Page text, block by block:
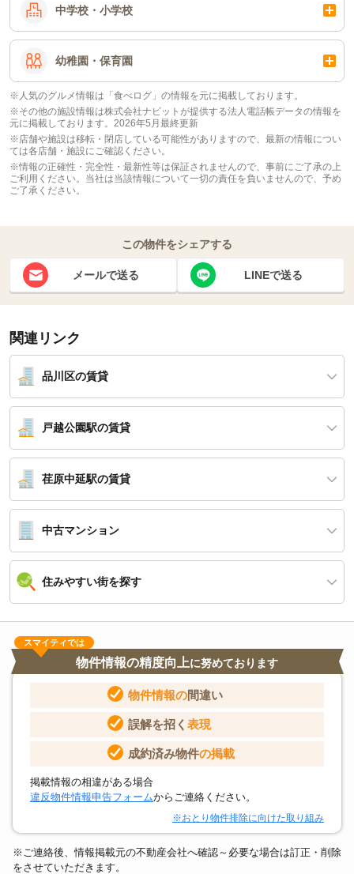
中学校・小学校
幼稚園・保育園
※人気のグルメ情報は「食べログ」の情報を元に掲載しております。
※その他の施設情報は株式会社ナビットが提供する法人電話帳データの情報を
元に掲載しております。2026年5月最終更新
※店舗や施設は移転・閉店している可能性がありますので、最新の情報につい
ては各店舗・施設にご確認ください。
※情報の正確性・完全性・最新性等は保証されませんので、事前にご了承の上
ご利用ください。当社は当該情報について一切の責任を負いませんので、予め
ご了承ください。
この物件をシェアする
メールで送る LINEで送る
関連リンク
品川区の賃貸
戸越公園駅の賃貸
荏原中延駅の賃貸
中古マンション
住みやすい街を探す
スマイティでは
物件情報の精度向上に努めております
物件情報の間違い
誤解を招く 表現
成約済み物件の掲載
掲載情報の相違がある場合
違反物件情報申告フォームからご連絡ください。
※おとり物件排除に向けた取り組み
※ご連絡後、情報掲載元の不動産会社へ確認～必要な場合は訂正・削除
をさせていただきます。